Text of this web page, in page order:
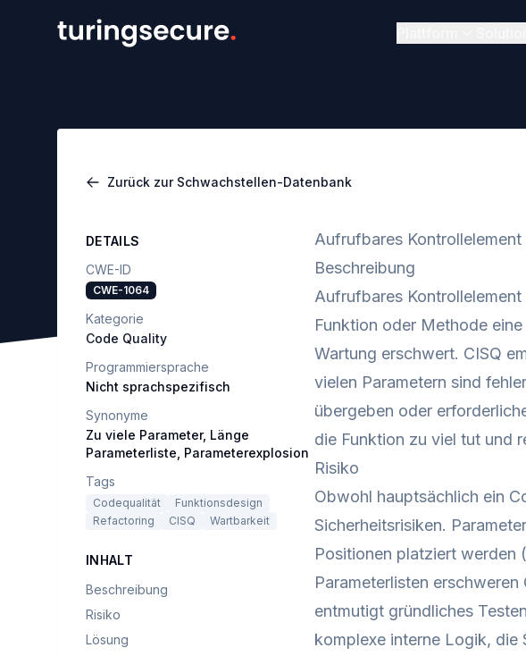
Zurück zur Schwachstellen-Datenbank
DETAILS
CWE-ID
CWE-1064
Kategorie
Code Quality
Programmiersprache
Nicht sprachspezifisch
Synonyme
Zu viele Parameter, Länge
Parameterliste, Parameterexplosion
Tags
Codequalität
Funktionsdesign
Refactoring
CISQ Wartbarkeit
INHALT
Beschreibung
Risiko
Lösung
Aufrufbares
Beschreibung
Aufrufbares
Funktion oder Methode
Wartung erschwert. CISQ
vielen Parametern sind
übergeben oder
die Funktion zu viel tut und
Risiko
Obwohl hauptsächlich ein
Sicherheitsrisiken.
Positionen platziert werden
Parameterlisten
entmutigt gründliches
komplexe interne Logik, die